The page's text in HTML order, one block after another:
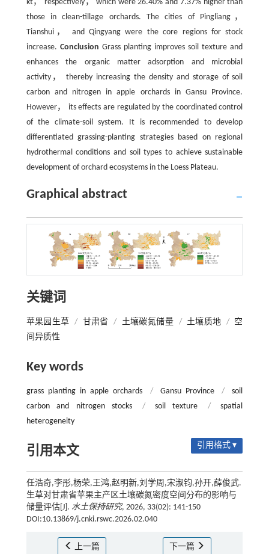
kt， respectively， which were 26.40% and 7.37% higher than
those in clean-tillage orchards. The cities of Pingliang，
Tianshui， and Qingyang were the core regions for stock
increase. Conclusion Grass planting improves soil texture and
enhances the organic matter adsorption and microbial
activity， thereby increasing the density and storage of soil
carbon and nitrogen in apple orchards in Gansu Province.
However， its effects are regulated by the coordinated control
of the climate-soil system. It is recommended to develop
differentiated grassing-planting strategies based on regional
hydrothermal conditions and soil types to achieve sustainable
development of orchard ecosystems in the Loess Plateau.
Graphical abstract
关键词
苹果园生草 / 甘肃省 / 土壤碳氮储量 / 土壤质地 / 空
间异质性
Key words
grass planting in apple orchards / Gansu Province /
soil
carbon and nitrogen stocks
/ soil texture /
spatial
heterogeneity
引用本文 引用格式 ▾
任浩奇,李彤,杨荣,王鸿,赵明新,刘学周,宋淑钧,孙开,薛俊武.
生草对甘肃省苹果主产区土壤碳氮密度空间分布的影响与
储量评估[J]. 水土保持研究, 2026, 33(02): 141-150
DOI:10.13869/j.cnki.rswc.2026.02.040
上一篇 下一篇